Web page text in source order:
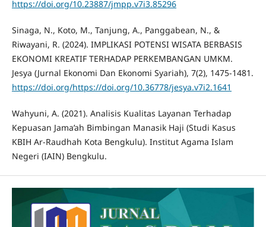
https://doi.org/10.23887/jmpp.v7i3.85296
Sinaga, N., Koto, M., Tanjung, A., Panggabean, N., &
Riwayani, R. (2024). IMPLIKASI POTENSI WISATA BERBASIS
EKONOMI KREATIF TERHADAP PERKEMBANGAN UMKM.
Jesya (Jurnal Ekonomi Dan Ekonomi Syariah), 7(2), 1475-1481.
https://doi.org/https://doi.org/10.36778/jesya.v7i2.1641
Wahyuni, A. (2021). Analisis Kualitas Layanan Terhadap
Kepuasan Jama’ah Bimbingan Manasik Haji (Studi Kasus
KBIH Ar-Raudhah Kota Bengkulu). Institut Agama Islam
Negeri (IAIN) Bengkulu.